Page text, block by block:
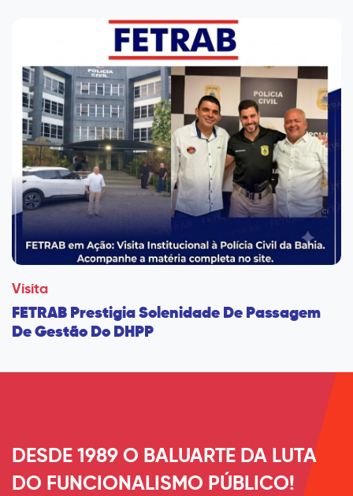
Visita
FETRAB Prestigia Solenidade De Passagem
De Gestão Do DHPP
DESDE 1989 O BALUARTE DA LUTA
DO FUNCIONALISMO PÚBLICO!